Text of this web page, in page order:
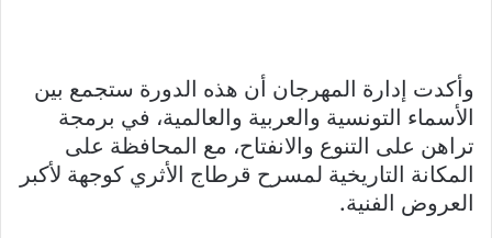
وأكدت إدارة المهرجان أن هذه الدورة ستجمع بين
الأسماء التونسية والعربية والعالمية، في برمجة
تراهن على التنوع والانفتاح، مع المحافظة على
المكانة التاريخية لمسرح قرطاج الأثري كوجهة لأكبر
العروض الفنية.